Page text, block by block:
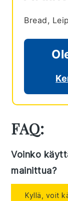
Bread,
FAQ:
Voinko
mainittua?
Kyllä, voit